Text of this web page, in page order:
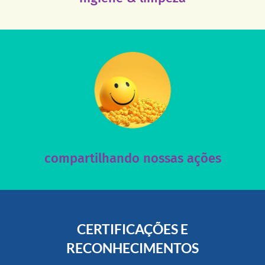
compartilhando nossas ações
Acesse nossas redes sociais e nos ajude compartilhando
nossos posts e nosso site!
acesse nosso instagram
CERTIFICAÇÕES E
RECONHECIMENTOS